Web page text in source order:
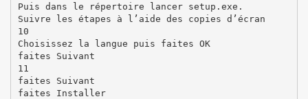
Puis dans le répertoire lancer setup.exe.
Suivre les étapes à l’aide des copies d’écran
10
Choisissez la langue puis faites OK
faites Suivant
11
faites Suivant
faites Installer